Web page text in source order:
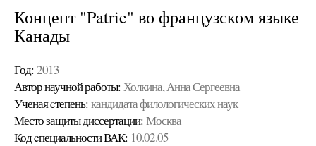
Концепт "Patrie" во французском языке
Канады
Год: 2013
Автор научной работы: Холкина, Анна Сергеевна
Ученая cтепень: кандидата филологических наук
Место защиты диссертации: Москва
Код cпециальности ВАК: 10.02.05